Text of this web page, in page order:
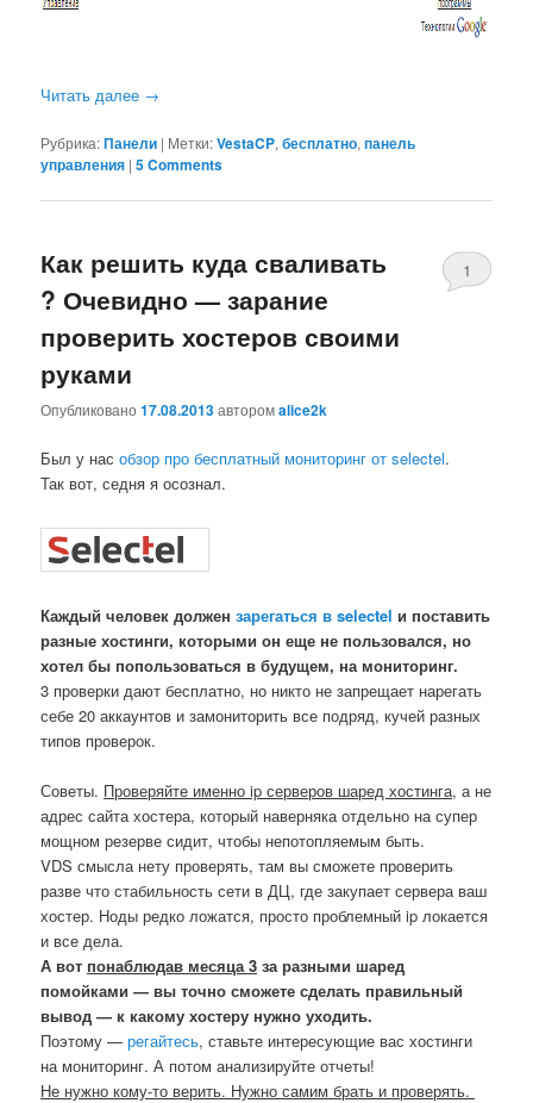
Читать далее →
Рубрика:Панели | Метки:VestaCP,бесплатно,панель
управления |5 Comments
Как решить куда сваливать
? Очевидно — зарание
проверить хостеров своими
руками
Опубликовано17.08.2013авторомalice2k
1
Был у насобзор про бесплатный мониторинг от selectel.
Так вот, седня я осознал.
Каждый человек должензарегаться в selectel и поставить
разные хостинги, которыми он еще не пользовался, но
хотел бы попользоваться в будущем, на мониторинг.
3 проверки дают бесплатно, но никто не запрещает нарегать
себе 20 аккаунтов и замониторить все подряд, кучей разных
типов проверок.
Советы. Проверяйте именно ip серверов шаред хостинга, а не
адрес сайта хостера, который наверняка отдельно на супер
мощном резерве сидит, чтобы непотопляемым быть.
VDS смысла нету проверять, там вы сможете проверить
разве что стабильность сети в ДЦ, где закупает сервера ваш
хостер. Ноды редко ложатся, просто проблемный ip локается
и все дела.
А вот понаблюдав месяца 3 за разными шаред
помойками — вы точно сможете сделать правильный
вывод — к какому хостеру нужно уходить.
Поэтому —регайтесь, ставьте интересующие вас хостинги
на мониторинг. А потом анализируйте отчеты!
Не нужно кому-то верить. Нужно самим брать и проверять.